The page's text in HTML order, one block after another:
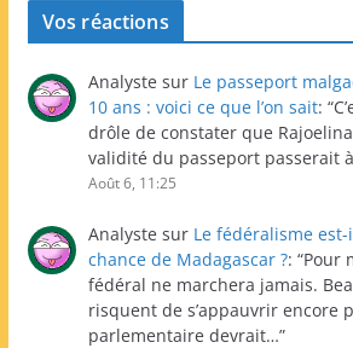
Vos réactions
Analyste sur Le passeport
10 ans : voici ce que l’on sait: “
drôle de constater que
validité du passeport passerait
Août 6, 11:25
Analyste sur Le fédéralisme
chance de Madagascar ?: “Pour
fédéral ne marchera jamais.
risquent de s’appauvrir encore
parlementaire devrait…”